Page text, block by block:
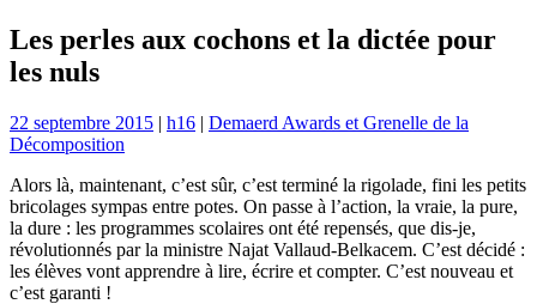
Les perles aux cochons et la dictée pour
les nuls
22 septembre 2015 | h16 | Demaerd Awards et Grenelle de la
Décomposition
Alors là, maintenant, c’est sûr, c’est terminé la rigolade, fini les petits
bricolages sympas entre potes. On passe à l’action, la vraie, la pure,
la dure : les programmes scolaires ont été repensés, que dis-je,
révolutionnés par la ministre Najat Vallaud-Belkacem. C’est décidé :
les élèves vont apprendre à lire, écrire et compter. C’est nouveau et
c’est garanti !